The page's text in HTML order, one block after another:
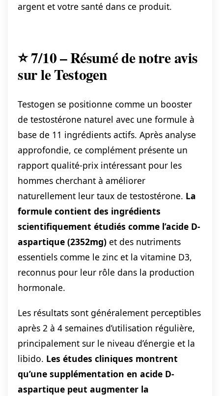
argent et votre santé dans ce produit.
⭐ 7/10 – Résumé de notre avis
sur le Testogen
Testogen se positionne comme un booster
de testostérone naturel avec une formule à
base de 11 ingrédients actifs. Après analyse
approfondie, ce complément présente un
rapport qualité-prix intéressant pour les
hommes cherchant à améliorer
naturellement leur taux de testostérone. La
formule contient des ingrédients
scientifiquement étudiés comme l’acide D-
aspartique (2352mg) et des nutriments
essentiels comme le zinc et la vitamine D3,
reconnus pour leur rôle dans la production
hormonale.
Les résultats sont généralement perceptibles
après 2 à 4 semaines d’utilisation régulière,
principalement sur le niveau d’énergie et la
libido. Les études cliniques montrent
qu’une supplémentation en acide D-
aspartique peut augmenter la